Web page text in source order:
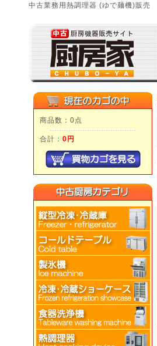
中古業務用熱調理器 (ゆで麺機)販売
商品数：0点
合計： 0円